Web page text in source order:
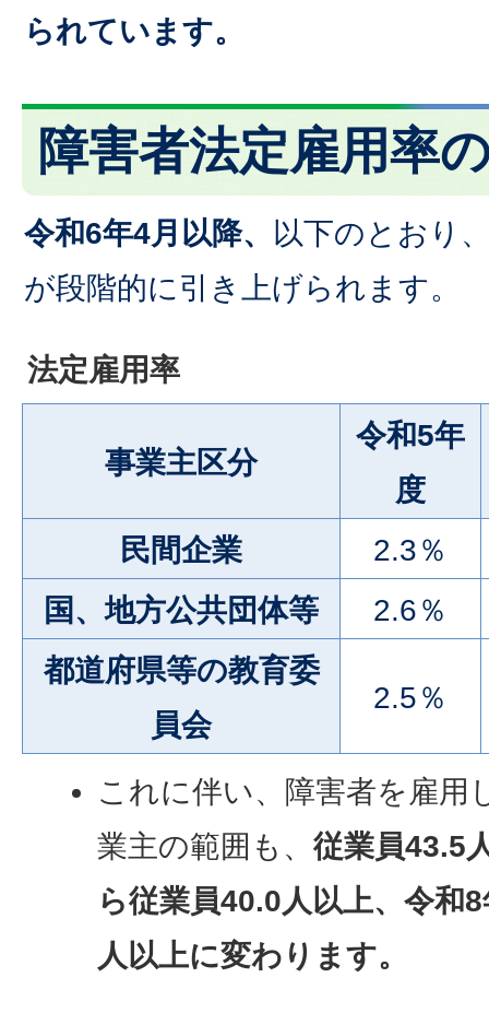
られています。
障害者法定雇用率
令和6年4月以降、
以下のとおり
が段階的に引き上げられます。
法定雇用率
事業主区分
令和5年
度
民間企業
2.3％
国、地方公共団体等
2.6％
都道府県等の教育委
員会
2.5％
これに伴い、障害者を雇用
業主の範囲も、従業員43.5
ら従業員40.0人以上、令和
人以上に変わります。